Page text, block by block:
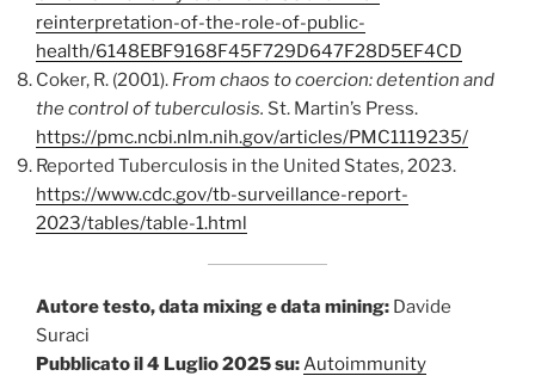
reinterpretation-of-the-role-of-public-
health/6148EBF9168F45F729D647F28D5EF4CD
Coker, R. (2001). From chaos to coercion: detention and
the control of tuberculosis. St. Martin’s Press.
https://pmc.ncbi.nlm.nih.gov/articles/PMC1119235/
Reported Tuberculosis in the United States, 2023.
https://www.cdc.gov/tb-surveillance-report-
2023/tables/table-1.html
Autore testo, data mixing e data mining: Davide
Suraci
Pubblicato il 4 Luglio 2025 su:Autoimmunity